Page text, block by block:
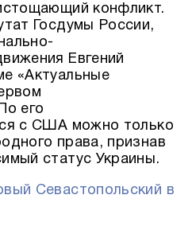
конфликт.
Госдумы России,
Евгений
«Актуальные
его
с США можно только
права, признав
статус Украины.
Севастопольский в